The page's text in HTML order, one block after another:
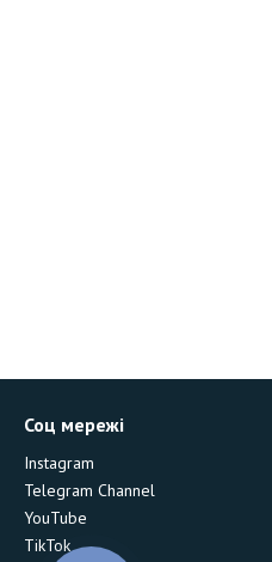
Соц мережі
Instagram
Telegram Channel
YouTube
TikTok